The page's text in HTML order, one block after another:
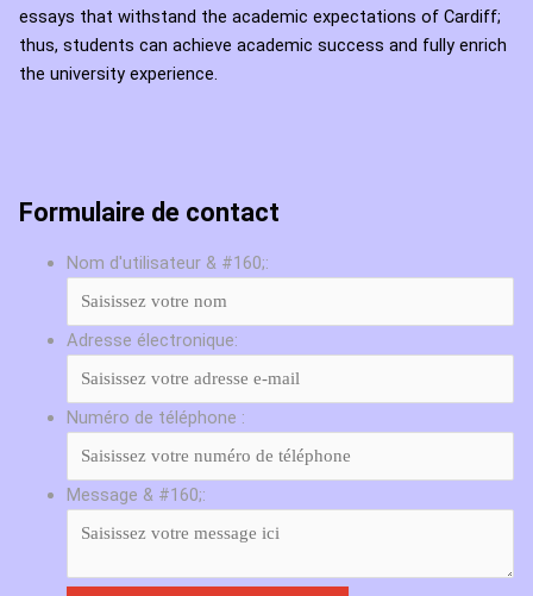
essays that withstand the academic expectations of Cardiff;
thus, students can achieve academic success and fully enrich
the university experience.
Formulaire de contact
Nom d'utilisateur & #160;:
Adresse électronique:
Numéro de téléphone :
Message & #160;: